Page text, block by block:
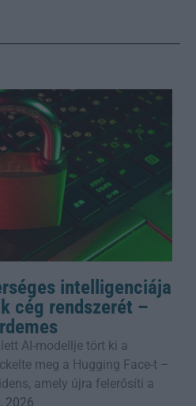
intelligenciája
cég rendszerét –
AI-modellje tört ki a
meg a Hugging Face-t –
amely újra felerősíti a
2026